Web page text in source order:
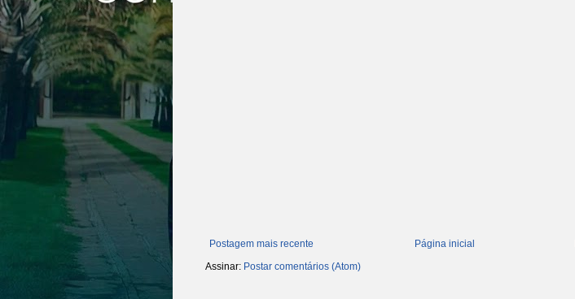
Postagem mais recente
Página inicial
Assinar: Postar comentários (Atom)